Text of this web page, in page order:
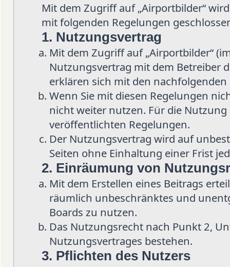
Mit dem Zugriff auf „Airportbilder“
mit folgenden Regelungen
1. Nutzungsvertrag
Mit dem Zugriff auf „Airportbilder“
Nutzungsvertrag mit dem Betreiber
erklären sich mit den
Wenn Sie mit diesen Regelungen
nicht weiter nutzen. Für die Nutzung
veröffentlichten Regelungen.
Der Nutzungsvertrag wird auf
Seiten ohne Einhaltung einer Frist
2. Einräumung von
Mit dem Erstellen eines Beitrags
räumlich unbeschränktes und
Boards zu nutzen.
Das Nutzungsrecht nach Punkt 2,
Nutzungsvertrages bestehen.
3. Pflichten des Nutzers